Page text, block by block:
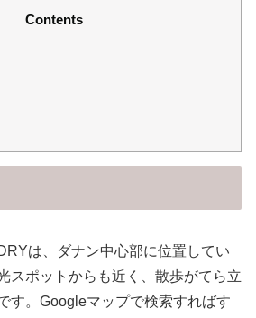
Contents
は、ダナン中心部に位置してい
スポットからも近く、散歩がてら立
す。Googleマップで検索すればす